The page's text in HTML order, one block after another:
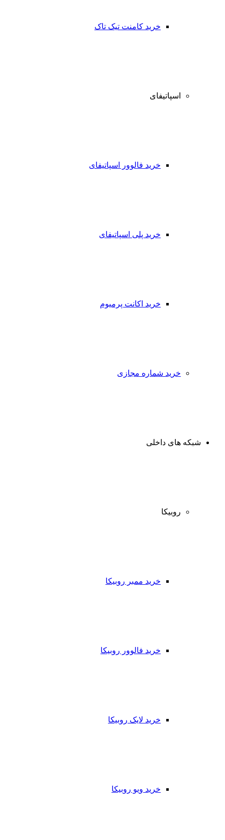
خرید کامنت تیک تاک
اسپاتیفای
خرید فالوور اسپاتیفای
خرید پلی اسپاتیفای
خرید اکانت پرمیوم
خرید شماره مجازی
شبکه های داخلی
روبیکا
خرید ممبر روبیکا
خرید فالوور روبیکا
خرید لایک روبیکا
خرید ویو روبیکا